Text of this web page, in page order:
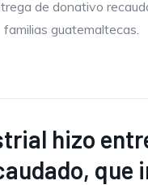
hizo
que